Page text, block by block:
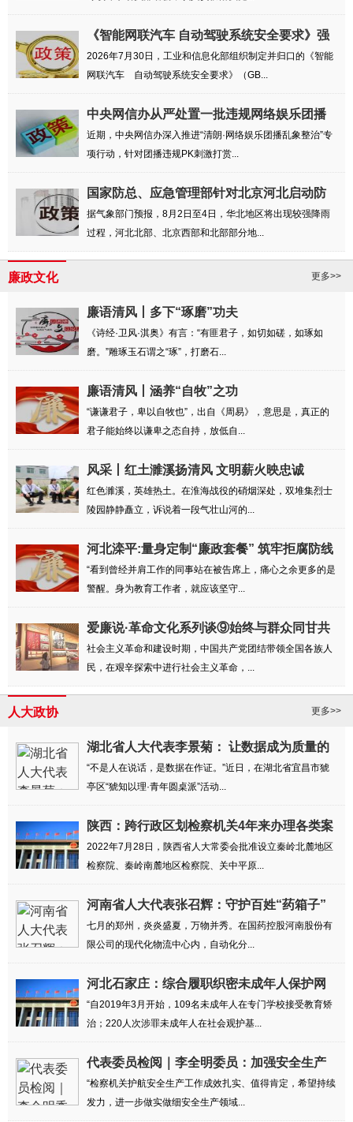
《智能网联汽车 自动驾驶系统安全要求》强
制...
2026年7月30日，工业和信息化部组织制定并归口的《智能
网联汽车 自动驾驶系统安全要求》（GB...
中央网信办从严处置一批违规网络娱乐团播
账号
近期，中央网信办深入推进“清朗·网络娱乐团播乱象整治”专
项行动，针对团播违规PK刺激打赏...
国家防总、应急管理部针对北京河北启动防
汛四...
据气象部门预报，8月2日至4日，华北地区将出现较强降雨
过程，河北北部、北京西部和北部部分地...
廉政文化 更多>>
廉语清风丨多下“琢磨”功夫
《诗经·卫风·淇奥》有言：“有匪君子，如切如磋，如琢如
磨。”雕琢玉石谓之“琢”，打磨石...
廉语清风丨涵养“自牧”之功
“谦谦君子，卑以自牧也”，出自《周易》，意思是，真正的
君子能始终以谦卑之态自持，放低自...
风采丨红土濉溪扬清风 文明薪火映忠诚
红色濉溪，英雄热土。在淮海战役的硝烟深处，双堆集烈士
陵园静静矗立，诉说着一段气壮山河的...
河北滦平:量身定制“廉政套餐” 筑牢拒腐防线
“看到曾经并肩工作的同事站在被告席上，痛心之余更多的是
警醒。身为教育工作者，就应该坚守...
爱廉说·革命文化系列谈⑨始终与群众同甘共
苦
社会主义革命和建设时期，中国共产党团结带领全国各族人
民，在艰辛探索中进行社会主义革命，...
人大政协 更多>>
湖北省人大代表李景菊： 让数据成为质量的
铁证
“不是人在说话，是数据在作证。”近日，在湖北省宜昌市猇
亭区“猇知以理·青年圆桌派”活动...
陕西：跨行政区划检察机关4年来办理各类案
件2....
2022年7月28日，陕西省人大常委会批准设立秦岭北麓地区
检察院、秦岭南麓地区检察院、关中平原...
河南省人大代表张召辉：守护百姓“药箱子”
七月的郑州，炎炎盛夏，万物并秀。在国药控股河南股份有
限公司的现代化物流中心内，自动化分...
河北石家庄：综合履职织密未成年人保护网
“自2019年3月开始，109名未成年人在专门学校接受教育矫
治；220人次涉罪未成年人在社会观护基...
代表委员检阅｜李全明委员：加强安全生产
领域...
“检察机关护航安全生产工作成效扎实、值得肯定，希望持续
发力，进一步做实做细安全生产领域...